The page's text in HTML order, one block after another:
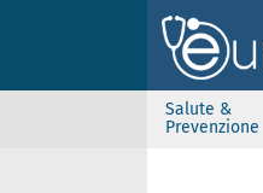
Salute &
Prevenzione